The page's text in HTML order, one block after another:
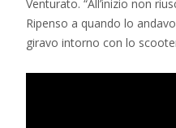
Venturato. “All’inizio non
Ripenso a quando lo
giravo intorno con lo